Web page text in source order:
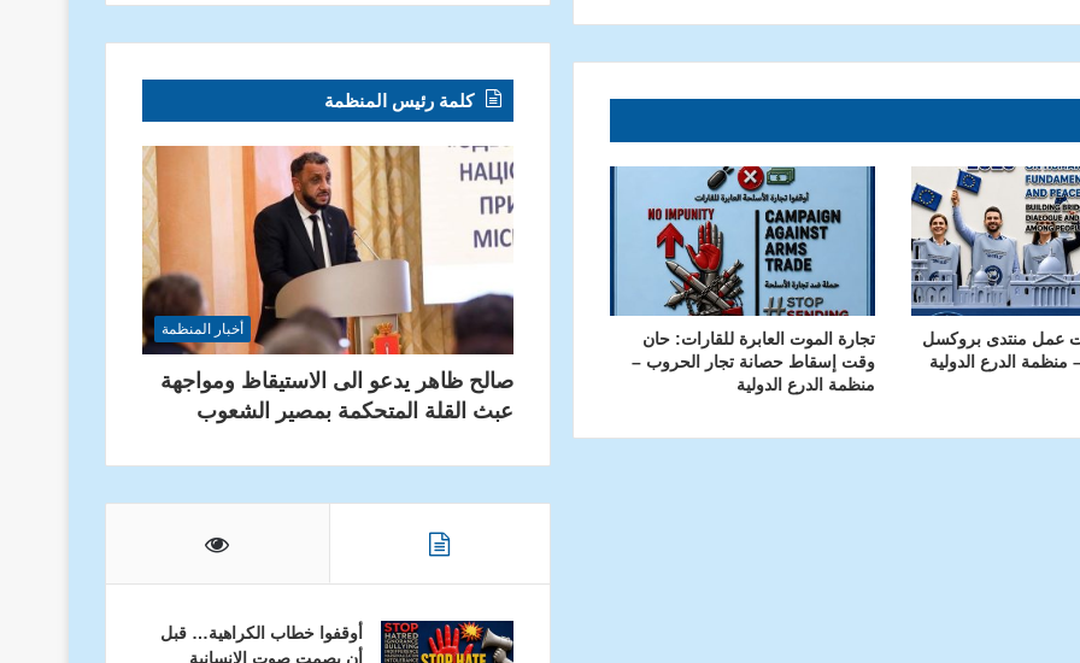
عمل منتدى بروكسل
تجارة الموت العابرة للقارات: حان
وقت إسقاط حصانة تجار الحروب –
منظمة الدرع الدولية
كلمة رئيس المنظمة
أخبار المنظمة
صالح ظاهر يدعو الى الاستيقاظ ومواجهة
عبث القلة المتحكمة بمصير الشعوب
أوقفوا خطاب الكراهية… قبل
أن يصمت صوت الإنسانية